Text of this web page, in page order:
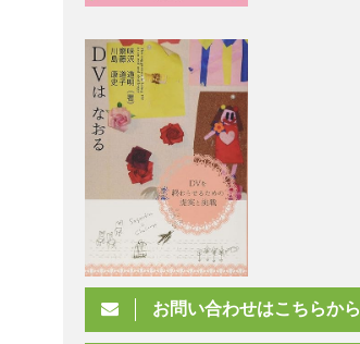
お問い合わせはこちらから